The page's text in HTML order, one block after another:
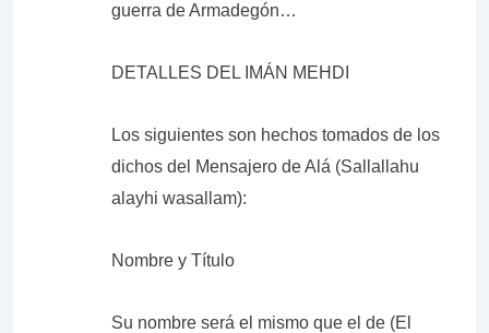
guerra de Armadegón…
DETALLES DEL IMÁN MEHDI
Los siguientes son hechos tomados de los
dichos del Mensajero de Alá (Sallallahu
alayhi wasallam):
Nombre y Título
Su nombre será el mismo que el de (El